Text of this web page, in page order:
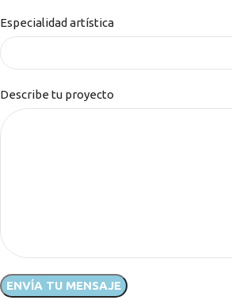
Especialidad artística
Describe tu proyecto